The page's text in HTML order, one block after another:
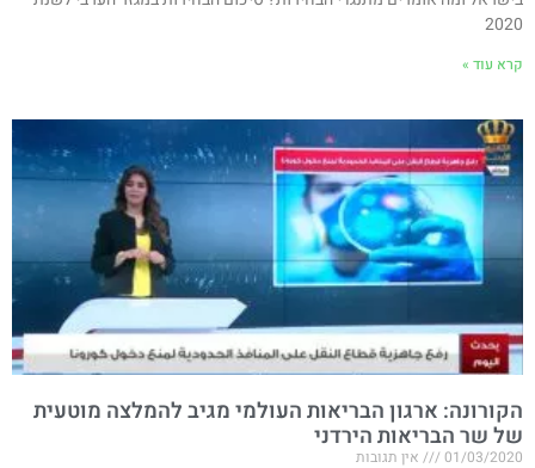
2020
קרא עוד »
הקורונה: ארגון הבריאות העולמי מגיב להמלצה מוטעית
של שר הבריאות הירדני
01/03/2020 אין תגובות